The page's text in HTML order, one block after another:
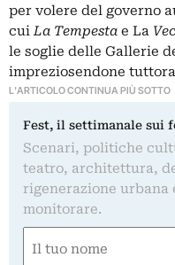
per volere del governo
cuiLa Tempesta e La
le soglie delle Gallerie
impreziosendone
L'ARTICOLO CONTINUA PIÙ SOTTO
Fest, il settimanale sui
Scenari, politiche
teatro, architettura,
rigenerazione urbana
monitorare.
(Required)